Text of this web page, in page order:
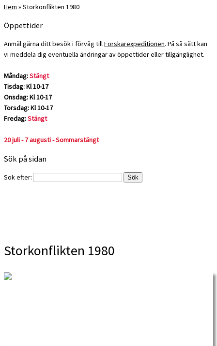
Hem » Storkonflikten 1980
Öppettider
Anmäl gärna ditt besök i förväg tillForskarexpeditionen. På så sätt kan
vi meddela dig eventuella ändringar av öppettider eller tillgänglighet.
Måndag:Stängt
Tisdag: Kl 10-17
Onsdag: Kl 10-17
Torsdag: Kl 10-17
Fredag:Stängt
20 juli - 7 augusti - Sommarstängt
Sök på sidan
Sök efter:
Storkonflikten 1980